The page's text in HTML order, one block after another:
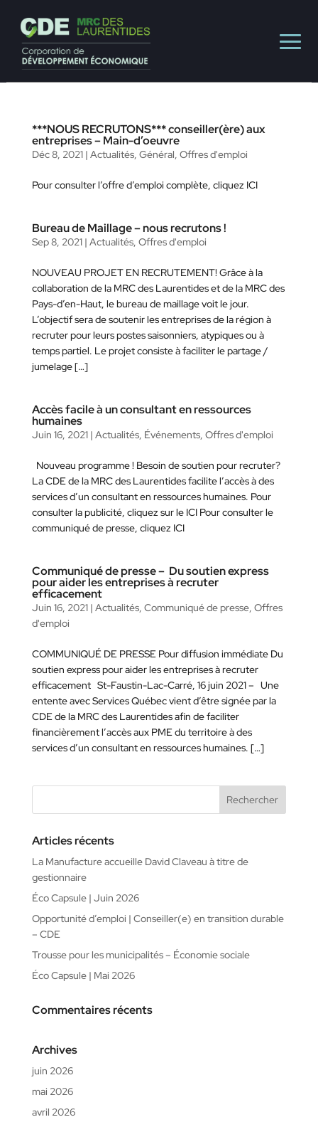
***NOUS RECRUTONS*** conseiller(ère) aux
entreprises – Main-d’oeuvre
Déc 8, 2021| Actualités, Général, Offres d'emploi
Pour consulter l’offre d’emploi complète, cliquez ICI
Bureau de Maillage – nous recrutons !
Sep 8, 2021| Actualités, Offres d'emploi
NOUVEAU PROJET EN RECRUTEMENT! Grâce à la
collaboration de la MRC des Laurentides et de la MRC des
Pays-d’en-Haut, le bureau de maillage voit le jour.
L’objectif sera de soutenir les entreprises de la région à
recruter pour leurs postes saisonniers, atypiques ou à
temps partiel. Le projet consiste à faciliter le partage /
jumelage […]
Accès facile à un consultant en ressources
humaines
Juin 16, 2021| Actualités, Événements, Offres d'emploi
Nouveau programme ! Besoin de soutien pour recruter?
La CDE de la MRC des Laurentides facilite l’accès à des
services d’un consultant en ressources humaines. Pour
consulter la publicité, cliquez sur le ICI Pour consulter le
communiqué de presse, cliquez ICI
Communiqué de presse – Du soutien express
pour aider les entreprises à recruter
efficacement
Juin 16, 2021| Actualités, Communiqué de presse, Offres
d'emploi
COMMUNIQUÉ DE PRESSE Pour diffusion immédiate Du
soutien express pour aider les entreprises à recruter
efficacement St-Faustin-Lac-Carré, 16 juin 2021 – Une
entente avec Services Québec vient d’être signée par la
CDE de la MRC des Laurentides afin de faciliter
financièrement l’accès aux PME du territoire à des
services d’un consultant en ressources humaines. […]
Articles récents
La Manufacture accueille David Claveau à titre de
gestionnaire
Éco Capsule | Juin 2026
Opportunité d’emploi | Conseiller(e) en transition durable
– CDE
Trousse pour les municipalités – Économie sociale
Éco Capsule | Mai 2026
Commentaires récents
Archives
juin 2026
mai 2026
avril 2026